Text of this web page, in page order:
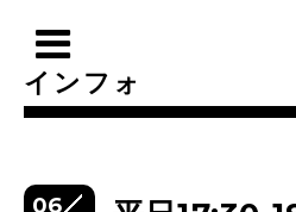
インフォ
06